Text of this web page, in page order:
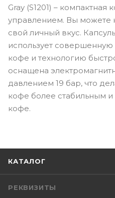
Gray (S1201) –
управлением. Вы можете
свой личный вкус.
использует совершенную
кофе и технологию
оснащена
давлением 19 бар, что
кофе более стабильным
кофе.
КАТАЛОГ
РЕКВИЗИТЫ